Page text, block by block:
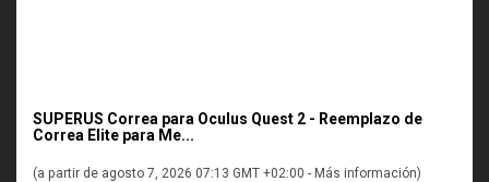
SUPERUS Correa para Oculus Quest 2 - Reemplazo de
Correa Elite para Me...
(a partir de agosto 7, 2026 07:13 GMT +02:00 - Más información)